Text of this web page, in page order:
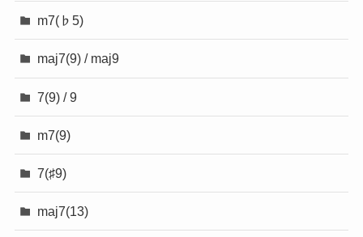
m7(♭5)
maj7(9) / maj9
7(9) / 9
m7(9)
7(♯9)
maj7(13)